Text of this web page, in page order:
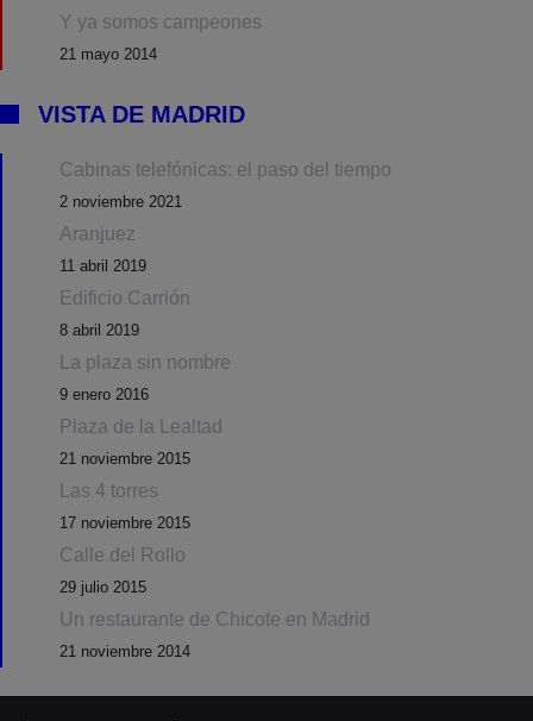
Y ya somos campeones
21 mayo 2014
VISTA DE MADRID
Cabinas telefónicas: el paso del tiempo
2 noviembre 2021
Aranjuez
11 abril 2019
Edificio Carrión
8 abril 2019
La plaza sin nombre
9 enero 2016
Plaza de la Lealtad
21 noviembre 2015
Las 4 torres
17 noviembre 2015
Calle del Rollo
29 julio 2015
Un restaurante de Chicote en Madrid
21 noviembre 2014